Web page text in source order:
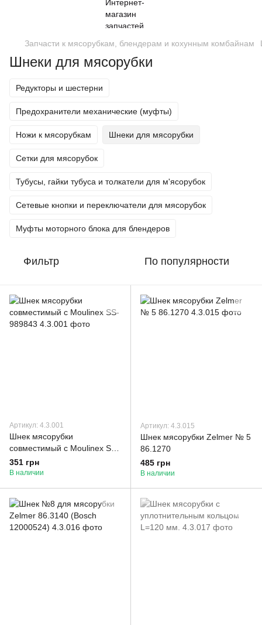
Запчасти к мясорубкам, блендерам и кохунным комбайнам
Шнеки для мясорубки
Редукторы и шестерни
Предохранители механические (муфты)
Ножи к мясорубкам Шнеки для мясорубки
Сетки для мясорубок
Тубусы, гайки тубуса и толкатели для м'ясорубок
Сетевые кнопки и переключатели для мясорубок
Муфты моторного блока для блендеров
Фильтр По популярности
Артикул: 4.3.001
Шнек мясорубки
совместимый с Moulinex SS-
989843
351 грн
В наличии
Артикул: 4.3.015
Шнек мясорубки Zelmer № 5
86.1270
485 грн
В наличии